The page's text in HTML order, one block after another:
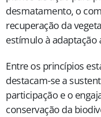
desmatamento, o
recuperação da
estímulo à adaptação
Entre os princípios
destacam-se a
participação e o
conservação da